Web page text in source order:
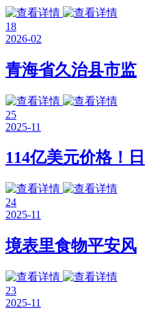
18
2026-02
青海省久治县市监
25
2025-11
114亿美元价格！日
24
2025-11
境表里食物平安风
23
2025-11